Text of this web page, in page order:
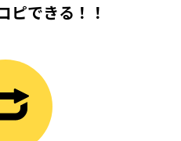
ピできる！！